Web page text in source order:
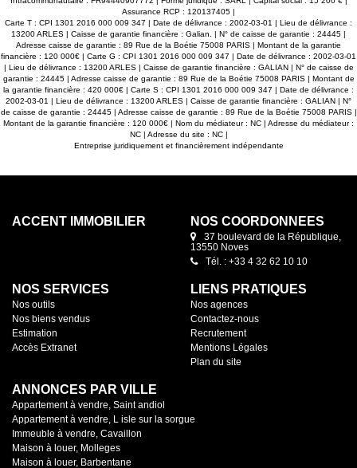
Assurance RCP : 120137405 |
Carte T : CPI 1301 2016 000 009 347 | Date de délivrance : 2002-03-01 | Lieu de délivrance :
13200 ARLES | Caisse de garantie financière : Galian. | N° de caisse de garantie : 24445 |
Adresse caisse de garantie : 89 Rue de la Boétie 75008 PARIS | Montant de la garantie
financière : 120 000€ | Carte G : CPI 1301 2016 000 009 347 | Date de délivrance : 2002-03-01
| Lieu de délivrance : 13200 ARLES | Caisse de garantie financière : GALIAN | N° de caisse de
garantie : 24445 | Adresse caisse de garantie : 89 Rue de la Boétie 75008 PARIS | Montant de
la garantie financière : 420 000€ | Carte S : CPI 1301 2016 000 009 347 | Date de délivrance :
2002-03-01 | Lieu de délivrance : 13200 ARLES | Caisse de garantie financière : GALIAN | N°
de caisse de garantie : 24445 | Adresse caisse de garantie : 89 Rue de la Boétie 75008 PARIS |
Montant de la garantie financière : 120 000€ | Nom du médiateur : NC | Adresse du médiateur :
NC | Adresse du site : NC |
Entreprise juridiquement et financièrement indépendante
ACCENT IMMOBILIER NOS COORDONNÉES
37 boulevard de la République,
13550 Noves
Tél. : +33 4 32 62 10 10
NOS SERVICES
Nos outils
Nos biens vendus
Estimation
Accès Extranet
LIENS PRATIQUES
Nos agences
Contactez-nous
Recrutement
Mentions Légales
Plan du site
ANNONCES PAR VILLE
Appartement à vendre, Saint andiol
Appartement à vendre, L isle sur la sorgue
Immeuble à vendre, Cavaillon
Maison à louer, Molleges
Maison à louer, Barbentane